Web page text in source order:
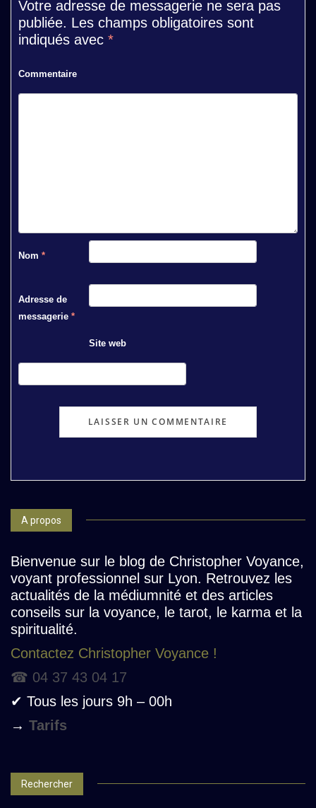
Votre adresse de messagerie ne sera pas
publiée. Les champs obligatoires sont
indiqués avec *
Commentaire
Nom *
Adresse de
messagerie *
Site web
A propos
Bienvenue sur le blog de Christopher Voyance,
voyant professionnel sur Lyon. Retrouvez les
actualités de la médiumnité et des articles
conseils sur la voyance, le tarot, le karma et la
spiritualité.
Contactez Christopher Voyance !
☎ 04 37 43 04 17
✔ Tous les jours 9h – 00h
→ Tarifs
Rechercher